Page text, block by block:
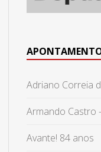
Adriano Correia
Armando Castro
Avante! 84 anos